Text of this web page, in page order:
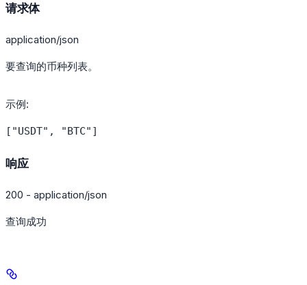
请求体
application/json
要查询的币种列表。
示例:
响应
200 - application/json
查询成功